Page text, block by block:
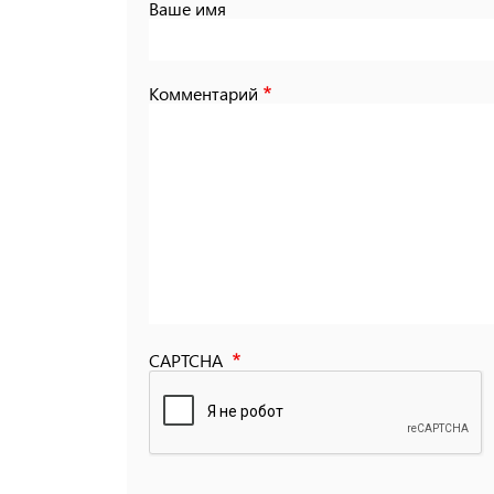
Ваше имя
Комментарий
CAPTCHA